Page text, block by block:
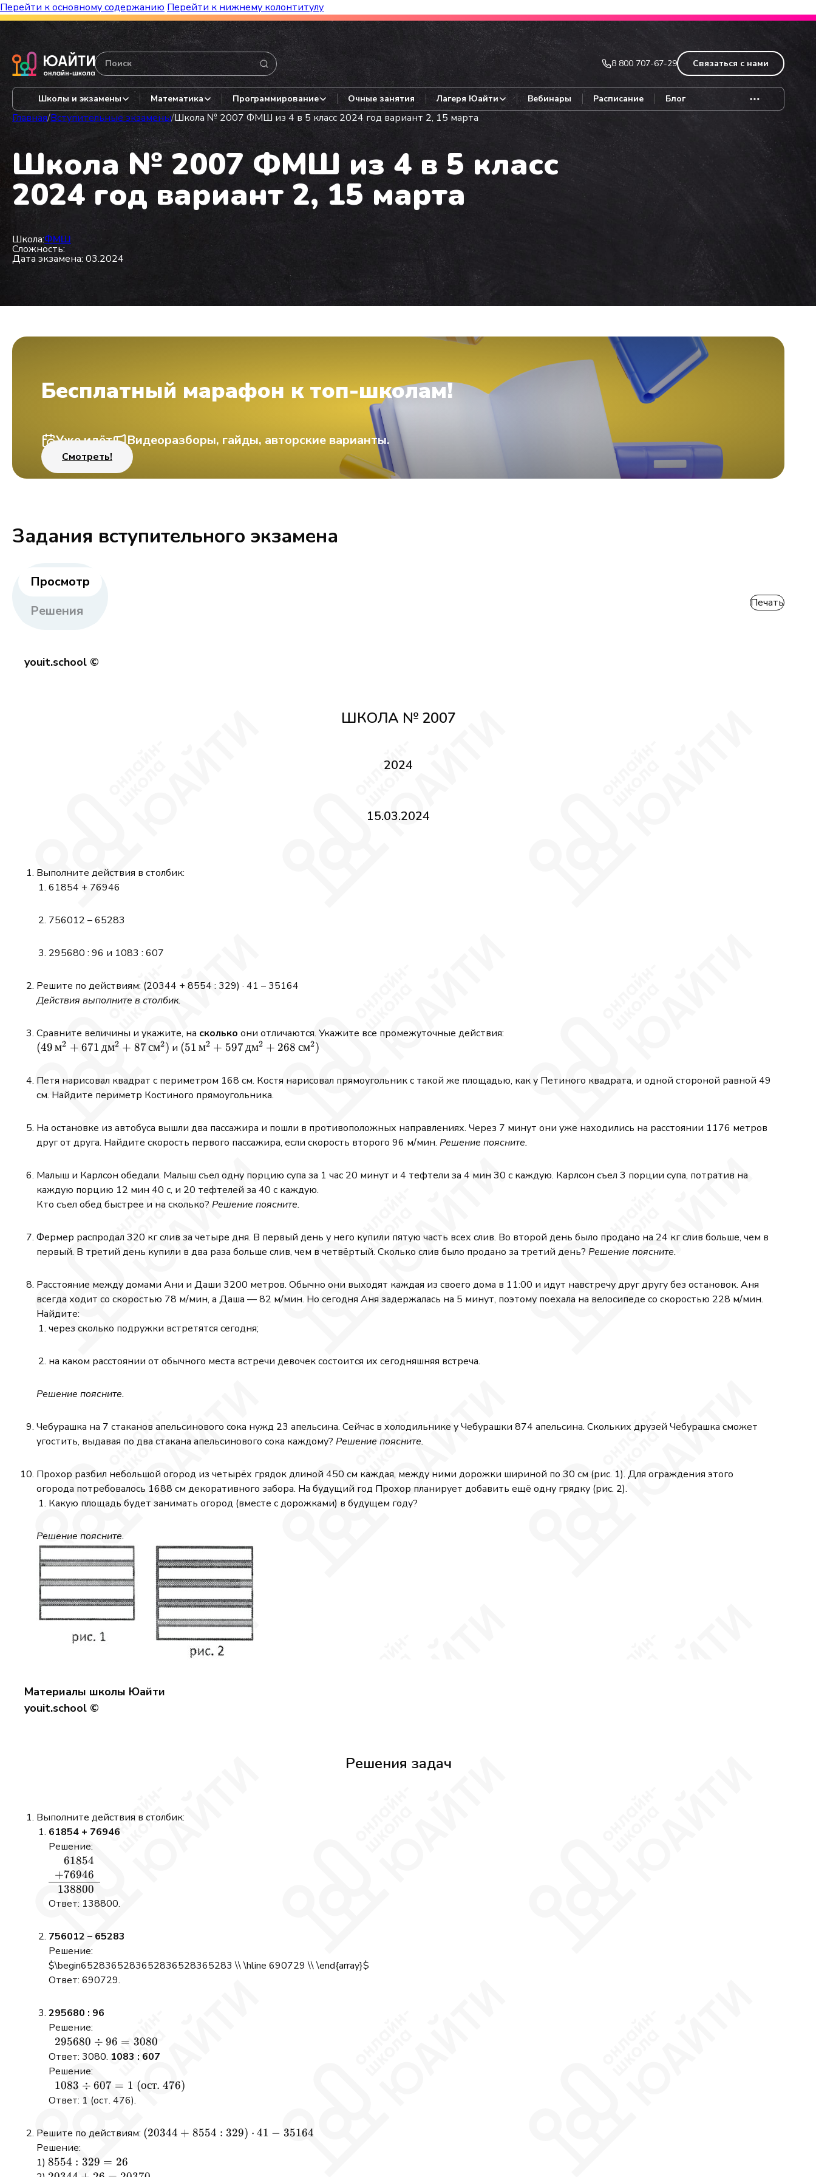
Перейти к основному содержанию Перейти к нижнему колонтитулу
Бесплатный марафон к топ-школам! Видеоразборы, гайды, авторские варианты.
8 800 707-67-29 Связаться с нами
Школы и экзамены Математика Программирование Очные занятия Лагеря Юайти Вебинары Расписание Блог
Главная/Вступительные экзамены/Школа № 2007 ФМШ из 4 в 5 класс 2024 год вариант 2, 15 марта
Школа № 2007 ФМШ из 4 в 5 класс
2024 год вариант 2, 15 марта
Школа:ФМШ
Сложность:
Дата экзамена: 03.2024
Бесплатный марафон к топ-школам!
Уже идёт Видеоразборы, гайды, авторские варианты.
Смотреть!
Задания вступительного экзамена
Просмотр
Решения
Печать
youit.school ©
ШКОЛА № 2007
2024
15.03.2024
Выполните действия в столбик:
61854 + 76946
756012 – 65283
295680 : 96 и 1083 : 607
Решите по действиям: (20344 + 8554 : 329) · 41 – 35164
Действия выполните в столбик.
Сравните величины и укажите, на сколько они отличаются. Укажите все промежуточные действия:
(49\,\text{м}^2
671\,\text{дм}^2
87\,\text{см}^2)
(49м2 + 671 дм2 + 87см2) и (51\,\text{м}^2
597\,\text{дм}^2
268\,\text{см}^2)
(51 м2 + 597дм2 + 268 см2)
Петя нарисовал квадрат с периметром 168 см. Костя нарисовал прямоугольник с такой же площадью, как у Петиного квадрата, и одной стороной равной 49
см. Найдите периметр Костиного прямоугольника.
На остановке из автобуса вышли два пассажира и пошли в противоположных направлениях. Через 7 минут они уже находились на расстоянии 1176 метров
друг от друга. Найдите скорость первого пассажира, если скорость второго 96 м/мин. Решение поясните.
Малыш и Карлсон обедали. Малыш съел одну порцию супа за 1 час 20 минут и 4 тефтели за 4 мин 30 с каждую. Карлсон съел 3 порции супа, потратив на
каждую порцию 12 мин 40 с, и 20 тефтелей за 40 с каждую.
Кто съел обед быстрее и на сколько? Решение поясните.
Фермер распродал 320 кг слив за четыре дня. В первый день у него купили пятую часть всех слив. Во второй день было продано на 24 кг слив больше, чем в
первый. В третий день купили в два раза больше слив, чем в четвёртый. Сколько слив было продано за третий день? Решение поясните.
Расстояние между домами Ани и Даши 3200 метров. Обычно они выходят каждая из своего дома в 11:00 и идут навстречу друг другу без остановок. Аня
всегда ходит со скоростью 78 м/мин, а Даша — 82 м/мин. Но сегодня Аня задержалась на 5 минут, поэтому поехала на велосипеде со скоростью 228 м/мин.
Найдите:
через сколько подружки встретятся сегодня;
на каком расстоянии от обычного места встречи девочек состоится их сегодняшняя встреча.
Решение поясните.
Чебурашка на 7 стаканов апельсинового сока нужд 23 апельсина. Сейчас в холодильнике у Чебурашки 874 апельсина. Скольких друзей Чебурашка сможет
угостить, выдавая по два стакана апельсинового сока каждому? Решение поясните.
Прохор разбил небольшой огород из четырёх грядок длиной 450 см каждая, между ними дорожки шириной по 30 см (рис. 1). Для ограждения этого
огорода потребовалось 1688 см декоративного забора. На будущий год Прохор планирует добавить ещё одну грядку (рис. 2).
Какую площадь будет занимать огород (вместе с дорожками) в будущем году?
Решение поясните.
Материалы школы Юайти
youit.school ©
Решения задач
Выполните действия в столбик:
61854 + 76946
Решение:
\begin{array}
{r} 61854 \\
+76946 \\
\hline 138800
\end{array}
61854
+76946
138800
Ответ: 138800.
756012 – 65283
Решение:
$\begin6528365283652836528365283 \\ \hline 690729 \\ \end{array}$
Ответ: 690729.
295680 : 96
Решение:
\begin{array}
{r} 295680
\div 96 =
3080 \\
\end{array}
295680 ÷ 96 = 3080
Ответ: 3080. 1083 : 607
Решение:
\begin{array}
{r} 1083 \div
\text{ (ост.
476)} \\
\end{array}
1083 ÷ 607 = 1 (ост. 476)
Ответ: 1 (ост. 476).
Решите по действиям: (20344
(20344 + 8554 : 329) ⋅ 41 − 35164
Решение:
1) 8554
8554 : 329 = 26